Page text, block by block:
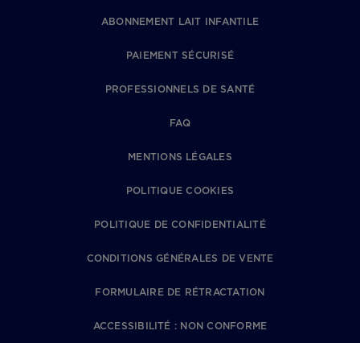
ABONNEMENT LAIT INFANTILE
PAIEMENT SÉCURISÉ
PROFESSIONNELS DE SANTÉ
FAQ
MENTIONS LÉGALES
POLITIQUE COOKIES
POLITIQUE DE CONFIDENTIALITÉ
CONDITIONS GÉNÉRALES DE VENTE
FORMULAIRE DE RÉTRACTATION
ACCESSIBILITÉ : NON CONFORME